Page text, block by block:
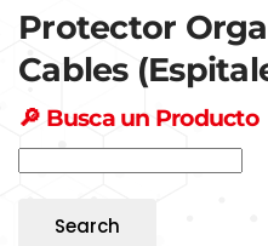
Protector
Cables
🔎 Busca un Producto
Search